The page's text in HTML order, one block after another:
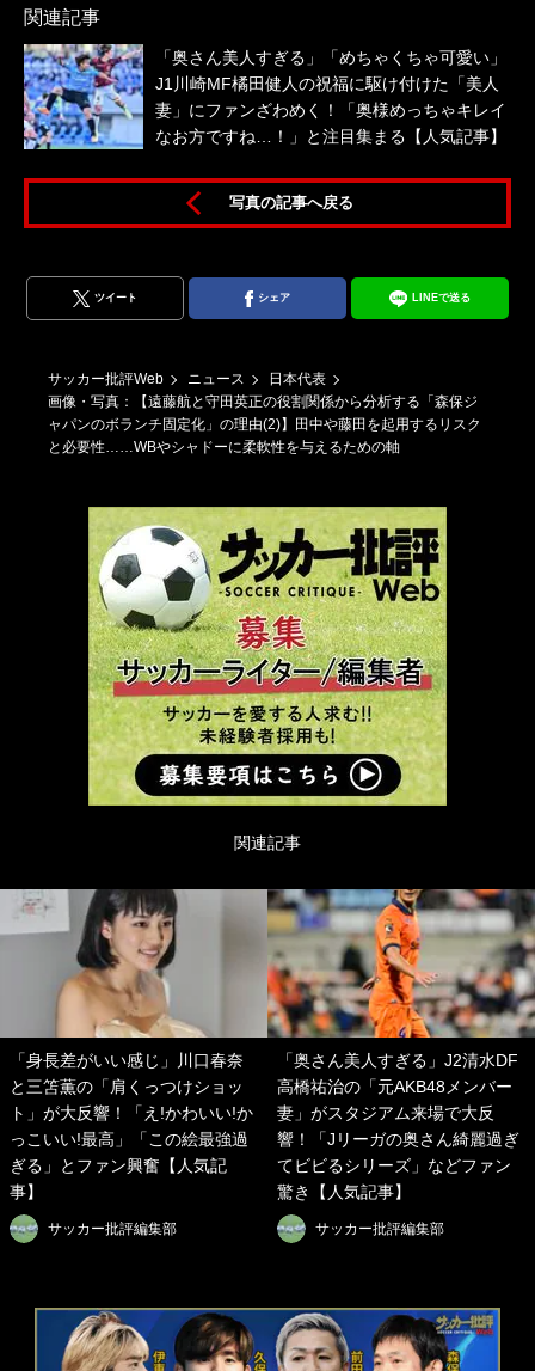
関連記事
「奥さん美人すぎる」「めちゃくちゃ可愛い」
J1川崎MF橘田健人の祝福に駆け付けた「美人
妻」にファンざわめく！「奥様めっちゃキレイ
なお方ですね…！」と注目集まる【人気記事】
写真の記事へ戻る
ツイート シェア LINEで送る
サッカー批評Web ニュース
日本代表
画像・写真：【遠藤航と守田英正の役割関係から分析する「森保ジ
ャパンのボランチ固定化」の理由(2)】田中や藤田を起用するリスク
と必要性……WBやシャドーに柔軟性を与えるための軸
関連記事
「身長差がいい感じ」川口春奈
と三笘薫の「肩くっつけショッ
ト」が大反響！「え!かわいい!か
っこいい!最高」「この絵最強過
ぎる」とファン興奮【人気記
事】
サッカー批評編集部
「奥さん美人すぎる」J2清水DF
高橋祐治の「元AKB48メンバー
妻」がスタジアム来場で大反
響！「Jリーガの奥さん綺麗過ぎ
てビビるシリーズ」などファン
驚き【人気記事】
サッカー批評編集部